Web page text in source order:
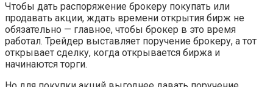
Чтобы дать распоряжение брокеру покупать или
продавать акции, ждать времени открытия бирж не
обязательно — главное, чтобы брокер в это время
работал. Трейдер выставляет поручение брокеру, а тот
открывает сделку, когда открывается биржа и
начинаются торги.